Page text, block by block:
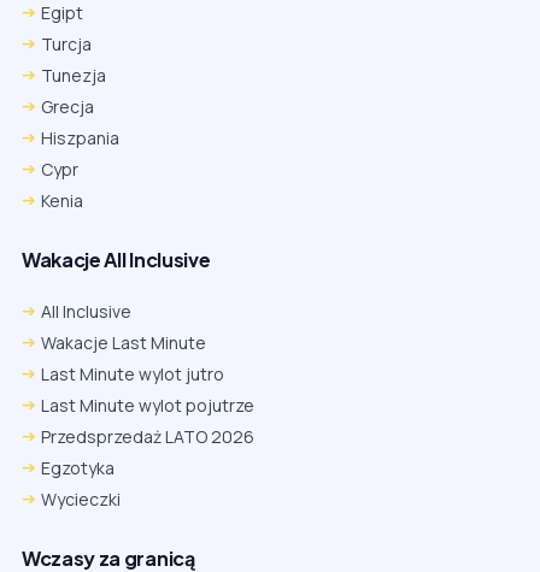
Egipt
Turcja
Tunezja
Grecja
Hiszpania
Cypr
Kenia
Wakacje All Inclusive
All Inclusive
Wakacje Last Minute
Last Minute wylot jutro
Last Minute wylot pojutrze
Przedsprzedaż LATO 2026
Egzotyka
Wycieczki
Wczasy za granicą